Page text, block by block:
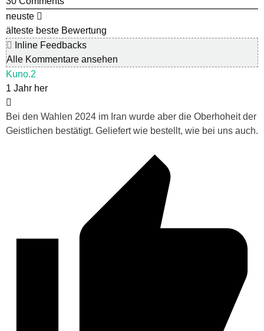
neuste
älteste beste Bewertung
Inline Feedbacks
Alle Kommentare ansehen
Kuno.2
1 Jahr her
Bei den Wahlen 2024 im Iran wurde aber die Oberhoheit der
Geistlichen bestätigt. Geliefert wie bestellt, wie bei uns auch.